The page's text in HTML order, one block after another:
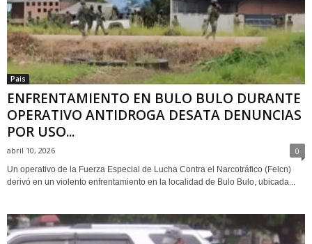
Pais
ENFRENTAMIENTO EN BULO BULO DURANTE
OPERATIVO ANTIDROGA DESATA DENUNCIAS
POR USO...
abril 10, 2026 0
Un operativo de la Fuerza Especial de Lucha Contra el Narcotráfico (Felcn)
derivó en un violento enfrentamiento en la localidad de Bulo Bulo, ubicada...